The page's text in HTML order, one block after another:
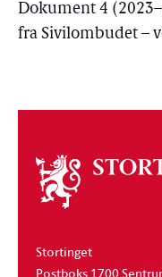
Dokument 4
fra Sivilombudet –
Om
stortinget
Stortinget
Postboks 1700